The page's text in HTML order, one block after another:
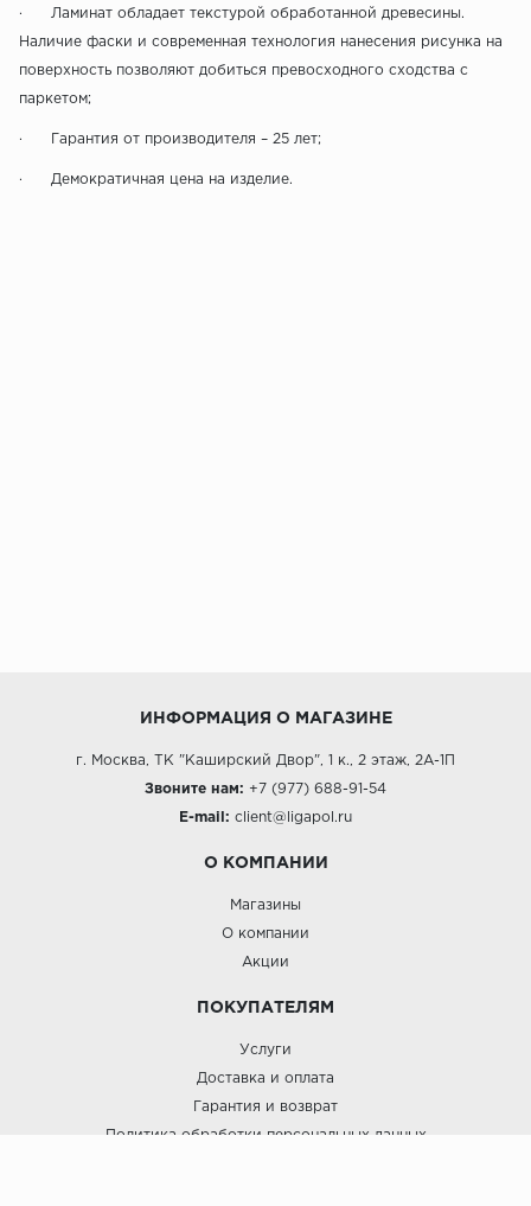
· Ламинат обладает текстурой обработанной древесины.
Наличие фаски и современная технология нанесения рисунка на
поверхность позволяют добиться превосходного сходства с
паркетом;
· Гарантия от производителя – 25 лет;
· Демократичная цена на изделие.
ИНФОРМАЦИЯ О МАГАЗИНЕ
г. Москва, ТК "Каширский Двор", 1 к., 2 этаж, 2А-1П
Звоните нам: +7 (977) 688-91-54
E-mail: client@ligapol.ru
О КОМПАНИИ
Магазины
О компании
Акции
ПОКУПАТЕЛЯМ
Услуги
Доставка и оплата
Гарантия и возврат
Политика обработки персональных данных